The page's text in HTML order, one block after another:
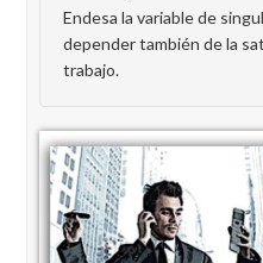
Endesa la variable de
depender también de la
trabajo.